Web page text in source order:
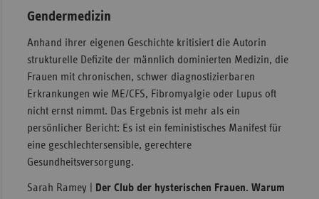
Gendermedizin
Anhand ihrer eigenen Geschichte kritisiert die Autorin
strukturelle Defizite der männlich dominierten Medizin, die
Frauen mit chronischen, schwer diagnostizierbaren
Erkrankungen wie ME/CFS, Fibromyalgie oder Lupus oft
nicht ernst nimmt. Das Ergebnis ist mehr als ein
persönlicher Bericht: Es ist ein feministisches Manifest für
eine geschlechtersensible, gerechtere
Gesundheitsversorgung.
Sarah Ramey |
Der Club der hysterischen Frauen. Warum